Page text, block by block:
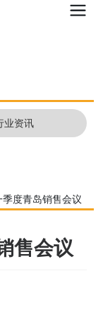
业资讯
季度青岛销售会议
售会议